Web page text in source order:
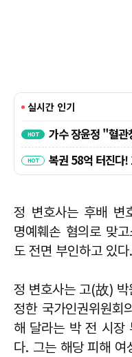
정 변호사는 후배 변
명예훼손 혐의로 맞
도 전면 부인하고 있다.
정 변호사는 고(故) 박
정한 국가인권위원회
해 달라는 박 전 시장
다. 그는 해당 피해 여